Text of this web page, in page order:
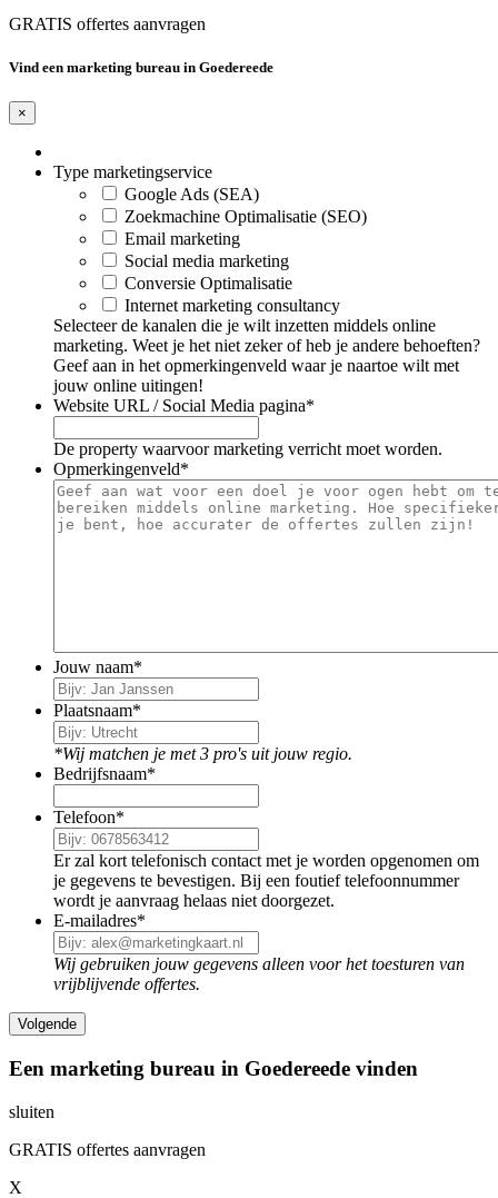
GRATIS offertes aanvragen
Vind een marketing bureau in Goedereede
×
Type marketingservice
Google Ads (SEA)
Zoekmachine Optimalisatie (SEO)
Email marketing
Social media marketing
Conversie Optimalisatie
Internet marketing consultancy
Selecteer de kanalen die je wilt inzetten middels online
marketing. Weet je het niet zeker of heb je andere behoeften?
Geef aan in het opmerkingenveld waar je naartoe wilt met
jouw online uitingen!
Website URL / Social Media pagina*
De property waarvoor marketing verricht moet worden.
Opmerkingenveld*
Jouw naam*
Plaatsnaam*
*Wij matchen je met 3 pro's uit jouw regio.
Bedrijfsnaam*
Telefoon*
Er zal kort telefonisch contact met je worden opgenomen om
je gegevens te bevestigen. Bij een foutief telefoonnummer
wordt je aanvraag helaas niet doorgezet.
E-mailadres*
Wij gebruiken jouw gegevens alleen voor het toesturen van
vrijblijvende offertes.
Een marketing bureau in Goedereede vinden
sluiten
GRATIS offertes aanvragen
X